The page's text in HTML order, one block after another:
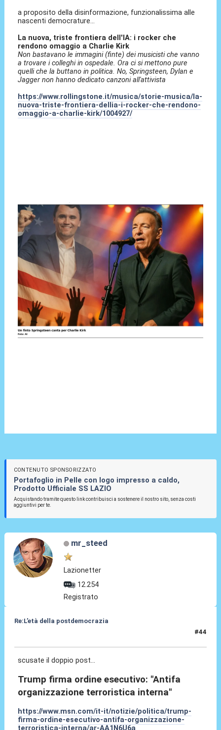
a proposito della disinformazione, funzionalissima alle
nascenti democrature...
La nuova, triste frontiera dell'IA: i rocker che
rendono omaggio a Charlie Kirk
Non bastavano le immagini (finte) dei musicisti che vanno
a trovare i colleghi in ospedale. Ora ci si mettono pure
quelli che la buttano in politica. No, Springsteen, Dylan e
Jagger non hanno dedicato canzoni all'attivista
https://www.rollingstone.it/musica/storie-musica/la-
nuova-triste-frontiera-dellia-i-rocker-che-rendono-
omaggio-a-charlie-kirk/1004927/
CONTENUTO SPONSORIZZATO
Portafoglio in Pelle con logo impresso a caldo,
Prodotto Ufficiale SS LAZIO
Acquistando tramite questo link contribuisci a sostenere il nostro sito, senza costi
aggiuntivi per te.
mr_steed
Lazionetter
12.254
Registrato
Re:L’età della postdemocrazia
#44
scusate il doppio post...
Trump firma ordine esecutivo: "Antifa
organizzazione terroristica interna"
https://www.msn.com/it-it/notizie/politica/trump-
firma-ordine-esecutivo-antifa-organizzazione-
terroristica-interna/ar-AA1N6U6a